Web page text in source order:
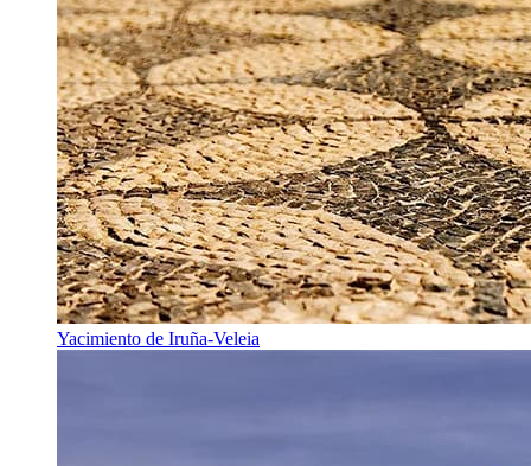
Yacimiento de Iruña-Veleia